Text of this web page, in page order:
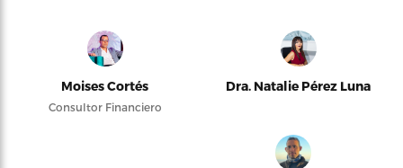
Moises Cortés
Consultor Financiero
Dra. Natalie Pérez Luna